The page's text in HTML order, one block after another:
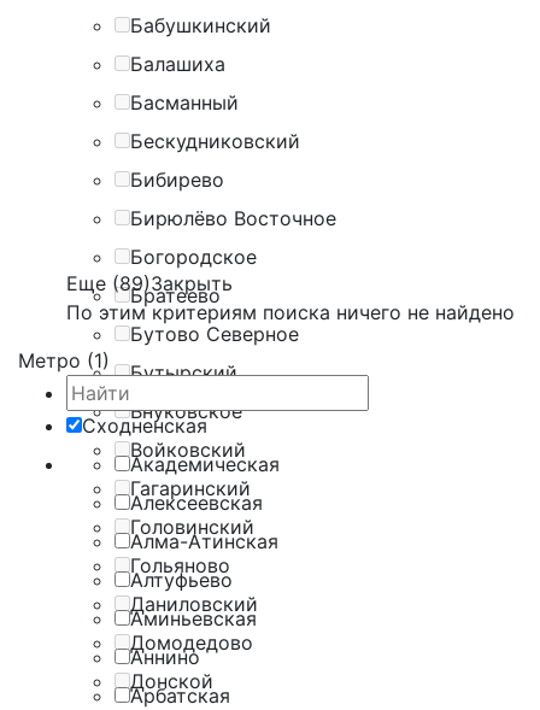
Бабушкинский
Балашиха
Басманный
Бескудниковский
Бибирево
Бирюлёво Восточное
Богородское
Братеево
Бутово Северное
Бутырский
Внуковское
Войковский
Гагаринский
Головинский
Гольяново
Даниловский
Домодедово
Донской
Еще (89)Закрыть
По этим критериям поиска ничего не найдено
Метро (1)
Сходненская
Академическая
Алексеевская
Алма-Атинская
Алтуфьево
Аминьевская
Аннино
Арбатская